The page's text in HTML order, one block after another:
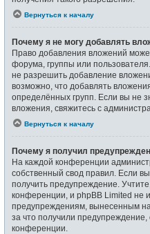
Вернуться к началу
Почему я не могу добавлять
Право добавления вложений
форума, группы или
не разрешить добавление
возможно, что добавлять
определённых групп. Если вы не
вложения, свяжитесь с
Вернуться к началу
Почему я получил
На каждой конференции
собственный свод правил. Если
получить предупреждение.
конференции, и phpBB Limited не
предупреждениям, вынесенным
за что получили
конференции.